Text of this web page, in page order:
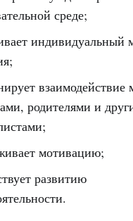
среде;
индивидуальный
взаимодействие
родителями и
мотивацию;
развитию